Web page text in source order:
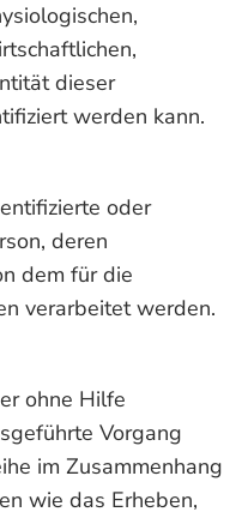
dieser
werden kann.
oder
deren
dem für die
verarbeitet werden.
ohne Hilfe
Vorgang
im Zusammenhang
wie das Erheben,